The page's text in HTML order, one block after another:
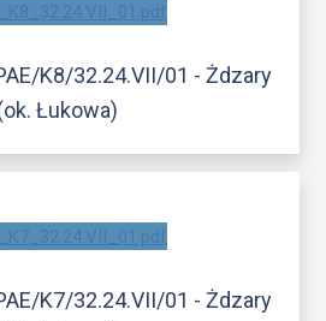
K8/32.24.VII/01 - Żdzary
Łukowa)
K7/32.24.VII/01 - Żdzary